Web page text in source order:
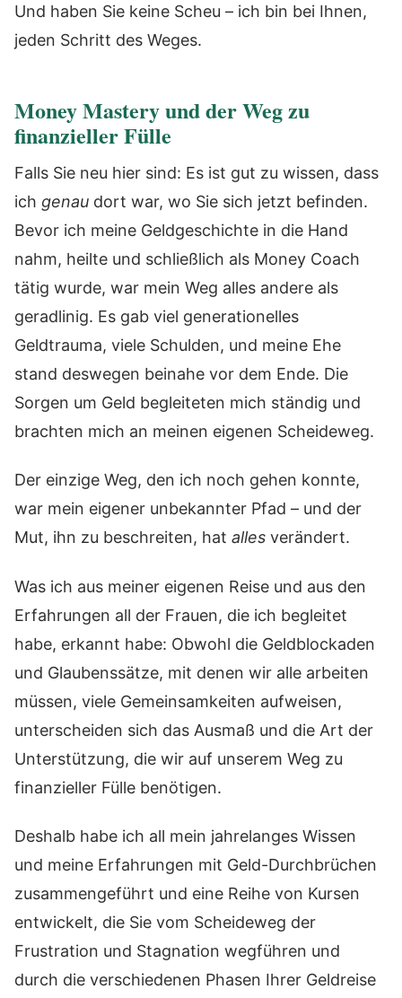
Und haben Sie keine Scheu – ich bin bei Ihnen,
jeden Schritt des Weges.
Money Mastery und der Weg zu
finanzieller Fülle
Falls Sie neu hier sind: Es ist gut zu wissen, dass
ich genau dort war, wo Sie sich jetzt befinden.
Bevor ich meine Geldgeschichte in die Hand
nahm, heilte und schließlich als Money Coach
tätig wurde, war mein Weg alles andere als
geradlinig. Es gab viel generationelles
Geldtrauma, viele Schulden, und meine Ehe
stand deswegen beinahe vor dem Ende. Die
Sorgen um Geld begleiteten mich ständig und
brachten mich an meinen eigenen Scheideweg.
Der einzige Weg, den ich noch gehen konnte,
war mein eigener unbekannter Pfad – und der
Mut, ihn zu beschreiten, hat alles verändert.
Was ich aus meiner eigenen Reise und aus den
Erfahrungen all der Frauen, die ich begleitet
habe, erkannt habe: Obwohl die Geldblockaden
und Glaubenssätze, mit denen wir alle arbeiten
müssen, viele Gemeinsamkeiten aufweisen,
unterscheiden sich das Ausmaß und die Art der
Unterstützung, die wir auf unserem Weg zu
finanzieller Fülle benötigen.
Deshalb habe ich all mein jahrelanges Wissen
und meine Erfahrungen mit Geld-Durchbrüchen
zusammengeführt und eine Reihe von Kursen
entwickelt, die Sie vom Scheideweg der
Frustration und Stagnation wegführen und
durch die verschiedenen Phasen Ihrer Geldreise